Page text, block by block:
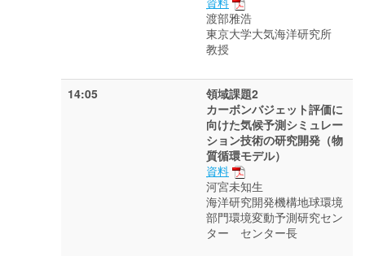
渡部雅浩
東京大学大気海洋研究所
教授
14:05
領域課題2
カーボンバジェット評価に
向けた気候予測シミュレー
ション技術の研究開発（物
質循環モデル）
資料
河宮未知生
海洋研究開発機構地球環境
部門環境変動予測研究セン
ター センター長